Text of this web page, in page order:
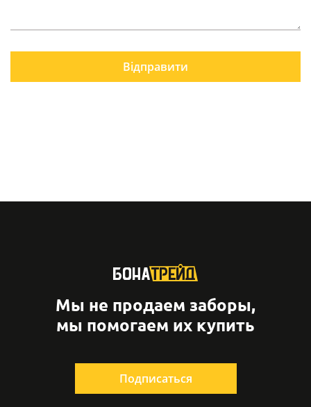
Відправити
Мы не продаем заборы,
мы помогаем их купить
Подписаться